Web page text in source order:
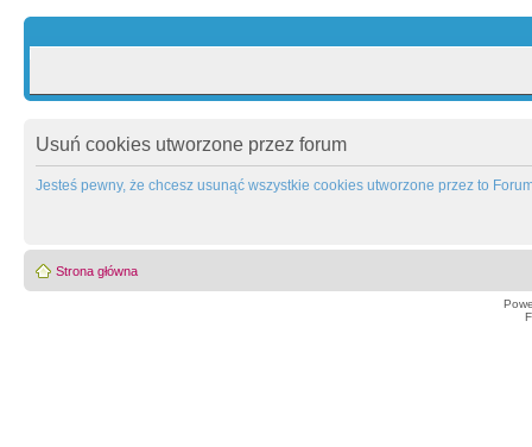
Usuń cookies utworzone przez forum
Jesteś pewny, że chcesz usunąć wszystkie cookies utworzone przez to
Strona główna